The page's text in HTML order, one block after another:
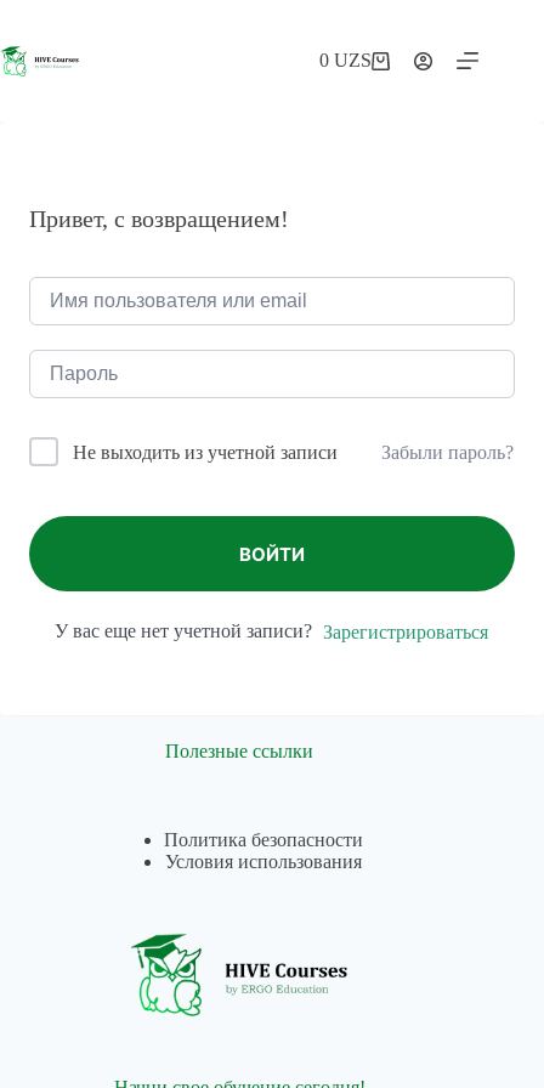
сути
Корзина
0UZS
Привет, с возвращением!
Не выходить из учетной записи Забыли пароль?
ВОЙТИ
У вас еще нет учетной записи? Зарегистрироваться
Полезные ссылки
Политика безопасности
Условия использования